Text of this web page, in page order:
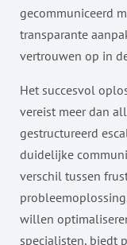
gecommuniceerd
transparante
vertrouwen op in
Het succesvol
vereist meer dan
gestructureerd
duidelijke
verschil tussen
willen
specialisten, biedt